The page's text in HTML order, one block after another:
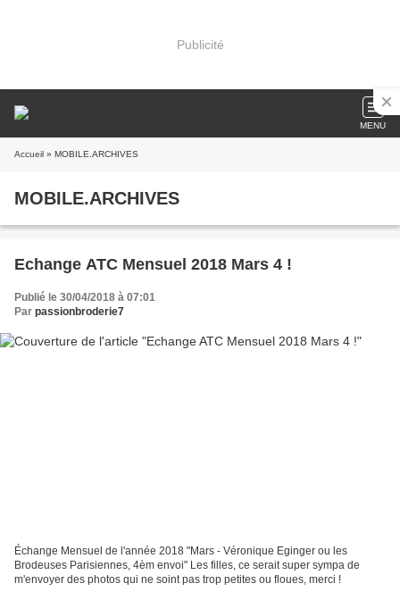
Publicité
MENU
Accueil » MOBILE.ARCHIVES
MOBILE.ARCHIVES
Echange ATC Mensuel 2018 Mars 4 !
Publié le 30/04/2018 à 07:01
Par passionbroderie7
Échange Mensuel de l'année 2018 "Mars - Véronique Eginger ou les
Brodeuses Parisiennes, 4èm envoi" Les filles, ce serait super sympa de
m'envoyer des photos qui ne soint pas trop petites ou floues, merci !